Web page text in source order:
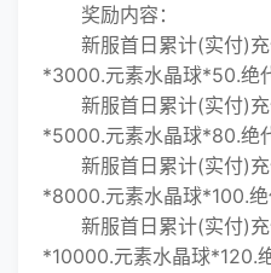
奖励内容：
新服首日累计(实付)充
*3000.元素水晶球*50.绝
新服首日累计(实付)充
*5000.元素水晶球*80.绝
新服首日累计(实付)充
*8000.元素水晶球*100.
新服首日累计(实付)充
*10000.元素水晶球*120.